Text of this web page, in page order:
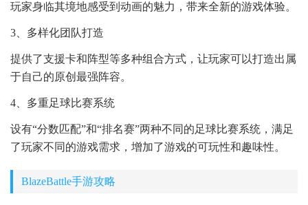
玩家身临其境地感受到动画的魅力，带来全新的游戏体验。
3、多样化团队打造
提供了支援卡和阵型等多种组合方式，让玩家可以打造出属
于自己的原创最强阵容。
4、多重足球比赛系统
设有“分数匹配”和“排名赛”两种不同的足球比赛系统，满足
了玩家不同的游戏需求，增加了游戏的可玩性和趣味性。
BlazeBattle手游攻略